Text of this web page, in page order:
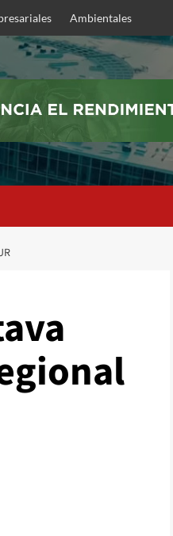
Ambientales